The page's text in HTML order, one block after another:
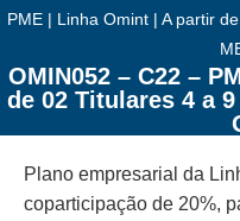
PME | Linha Omint | A partir
OMIN052 – C22 –
de 02 Titulares 4 a
Plano empresarial da
coparticipação de 20%,